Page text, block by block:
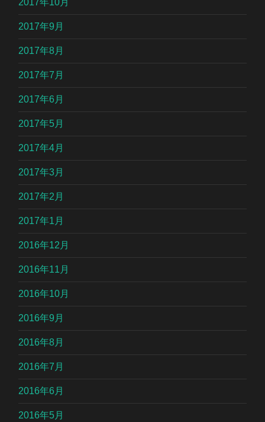
2017年10月
2017年9月
2017年8月
2017年7月
2017年6月
2017年5月
2017年4月
2017年3月
2017年2月
2017年1月
2016年12月
2016年11月
2016年10月
2016年9月
2016年8月
2016年7月
2016年6月
2016年5月